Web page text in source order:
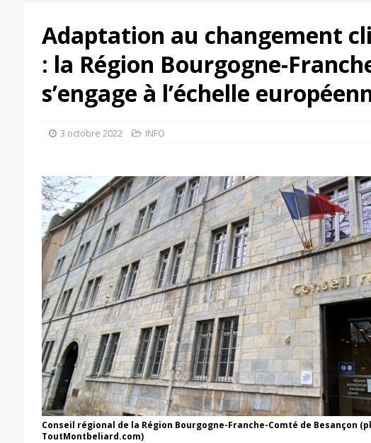
Adaptation au changement
: la Région Bourgogne-
s’engage à l’échelle
3 octobre 2022 INFO
Conseil régional de la Région Bourgogne-Franche-Comté de Besançon
ToutMontbeliard.com)